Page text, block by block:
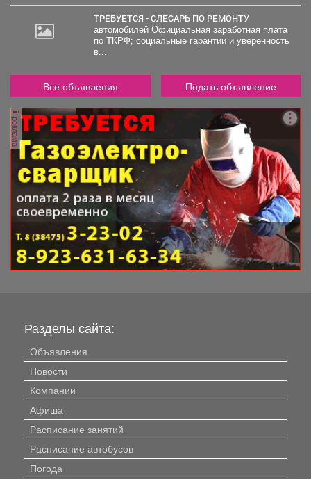
ТРЕБУЕТСЯ - СЛЕСАРЬ ПО РЕМОНТУ
автомобилей Официальная заработная плата
по ТКРФ; социальные гарантии и уверенность
в...
Все объявления Подать объявление
реклама
Разделы сайта:
Объявления
Новости
Компании
Афиша
Расписание занятий
Расписание автобусов
Погода